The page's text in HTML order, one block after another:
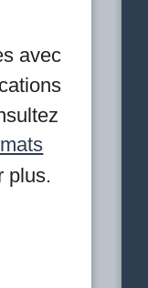
avec
plus.